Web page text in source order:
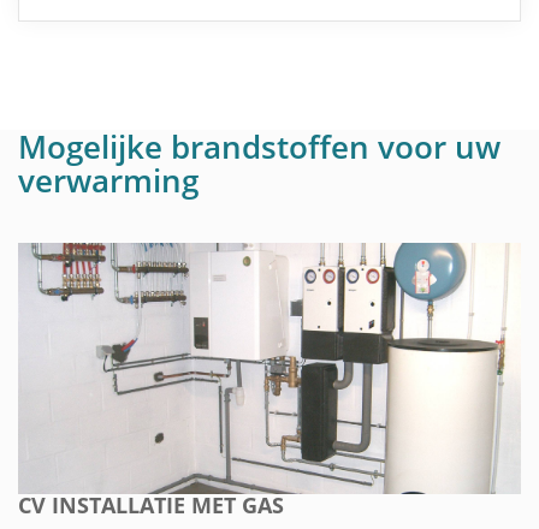
Mogelijke brandstoffen voor uw
verwarming
CV INSTALLATIE MET GAS